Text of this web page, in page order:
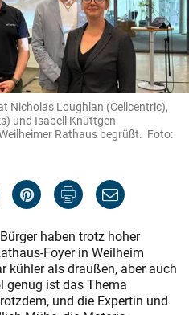
Nicholas Loughlan (Cellcentric),
und Isabell Knüttgen
Rathaus begrüßt. Foto:
haben trotz hoher
Foyer in Weilheim
kühler als draußen, aber auch
genug ist das Thema
und die Expertin und